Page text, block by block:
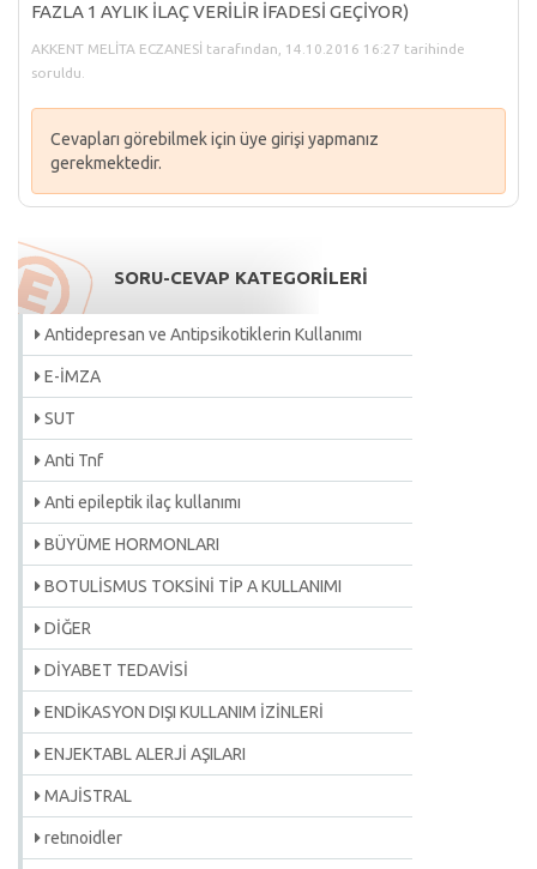
FAZLA 1 AYLIK İLAÇ VERİLİR İFADESİ GEÇİYOR)
AKKENT MELİTA ECZANESİ tarafından, 14.10.2016 16:27 tarihinde
soruldu.
Cevapları görebilmek için üye girişi yapmanız
gerekmektedir.
SORU-CEVAP KATEGORİLERİ
Antidepresan ve Antipsikotiklerin Kullanımı
E-İMZA
SUT
Anti Tnf
Anti epileptik ilaç kullanımı
BÜYÜME HORMONLARI
BOTULİSMUS TOKSİNİ TİP A KULLANIMI
DİĞER
DİYABET TEDAVİSİ
ENDİKASYON DIŞI KULLANIM İZİNLERİ
ENJEKTABL ALERJİ AŞILARI
MAJİSTRAL
retınoidler